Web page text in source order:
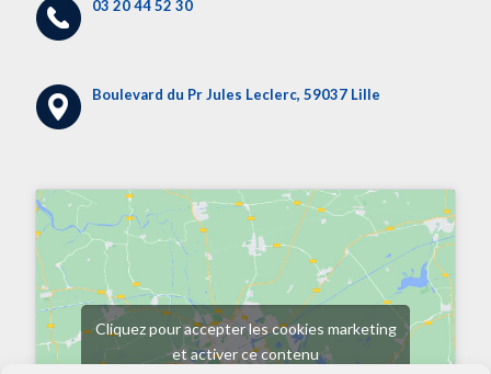
03 20 44 52 30
Boulevard du Pr Jules Leclerc, 59037 Lille
Cliquez pour accepter les cookies marketing
et activer ce contenu